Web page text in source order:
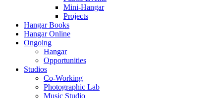
Mini-Hangar
Projects
Hangar Books
Hangar Online
Ongoing
Hangar
Opportunities
Studios
Co-Working
Photographic Lab
Music Studio